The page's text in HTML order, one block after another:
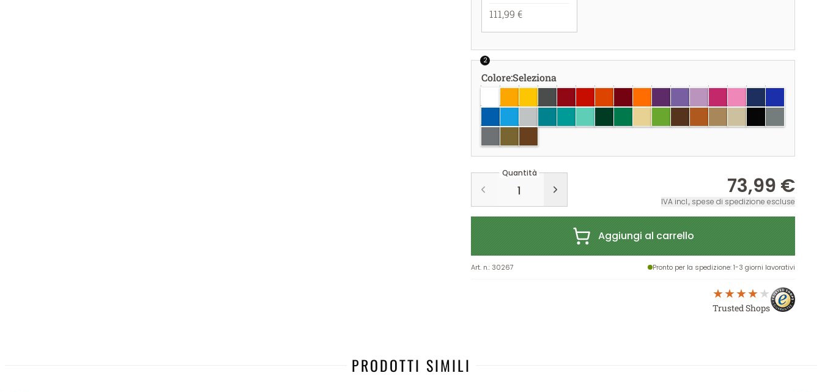
111,99 €
2
Colore:Seleziona
Quantità
73,99 €
IVA incl., spese di spedizione escluse
Aggiungi al carrello
Art. n.: 30267 Pronto per la spedizione: 1-3 giorni lavorativi
Trusted Shops
PRODOTTI SIMILI